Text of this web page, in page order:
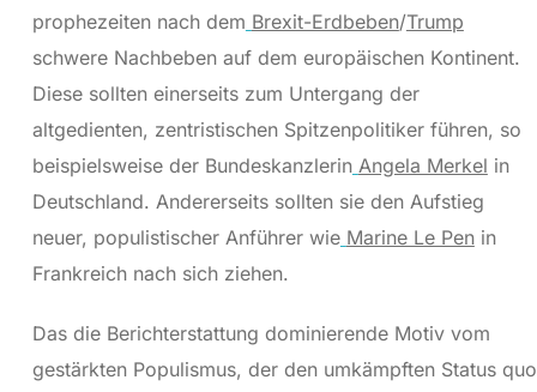
prophezeiten nach dem Brexit-Erdbeben/Trump
schwere Nachbeben auf dem europäischen Kontinent.
Diese sollten einerseits zum Untergang der
altgedienten, zentristischen Spitzenpolitiker führen, so
beispielsweise der Bundeskanzlerin Angela Merkel in
Deutschland. Andererseits sollten sie den Aufstieg
neuer, populistischer Anführer wie Marine Le Penin
Frankreich nach sich ziehen.
Das die Berichterstattung dominierende Motiv vom
gestärkten Populismus, der den umkämpften Status quo